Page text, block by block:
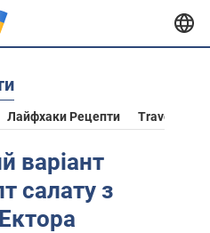
Лайфхаки Рецепти Travel
варіант
салату з